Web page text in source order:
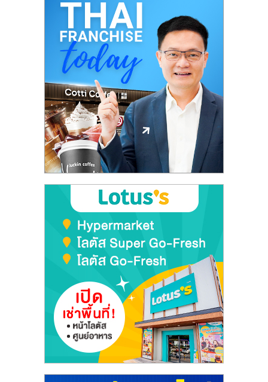
ปรึกษา
การ
ลงทุน
และ
ขยาย
ไชส์,